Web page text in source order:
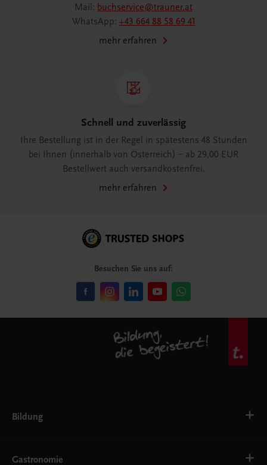
Mail: buchservice@trauner.at
WhatsApp: +43 664 88 58 69 41
mehr erfahren
Schnell und zuverlässig
Ihre Bestellung ist in der Regel in spätestens 48 Stunden
bei Ihnen (innerhalb von Österreich) – ab 29,00 EUR
Bestellwert auch versandkostenfrei.
mehr erfahren
Besuchen Sie uns auf:
Bildung
Ernährung
Gastronomie